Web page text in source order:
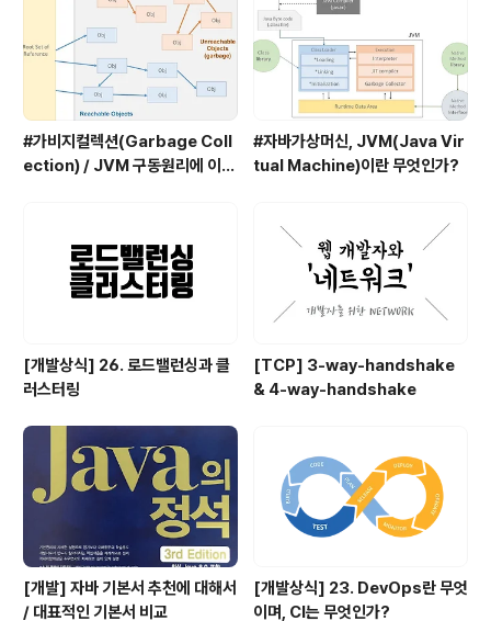
#가비지컬렉션(Garbage Coll
ection) / JVM 구동원리에 이어
#자바가상머신, JVM(Java Vir
tual Machine)이란 무엇인가?
[개발상식] 26. 로드밸런싱과 클
러스터링
[TCP] 3-way-handshake
& 4-way-handshake
[개발] 자바 기본서 추천에 대해서
/ 대표적인 기본서 비교
[개발상식] 23. DevOps란 무엇
이며, CI는 무엇인가?